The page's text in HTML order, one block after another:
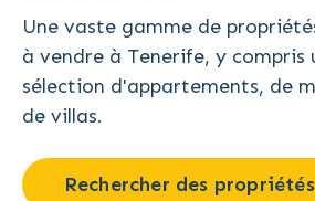
Une vaste gamme de
à vendre à Tenerife, y compris
sélection d'appartements, de
de villas.
Rechercher des